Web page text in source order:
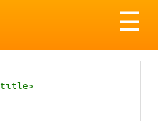
☰
title>